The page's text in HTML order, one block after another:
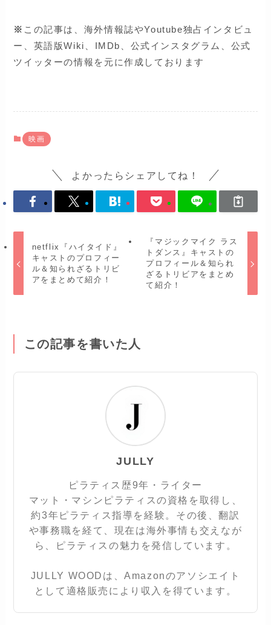
※ この記事は、海外情報誌やYoutube独占インタビュ
ー、英語版Wiki、IMDb、公式インスタグラム、公式
ツイッターの情報を元に作成しております
映画
よかったらシェアしてね！
netflix『ハイタイド』
キャストのプロフィー
ル＆知られざるトリビ
アをまとめて紹介！
『マジックマイク ラス
トダンス』キャストの
プロフィール＆知られ
ざるトリビアをまとめ
て紹介！
この記事を書いた人
JULLY
ピラティス歴9年・ライター
マット・マシンピラティスの資格を取得し、
約3年ピラティス指導を経験。その後、翻訳
や事務職を経て、現在は海外事情も交えなが
ら、ピラティスの魅力を発信しています。
JULLY WOODは、Amazonのアソシエイト
として適格販売により収入を得ています。